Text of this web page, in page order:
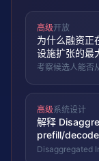
高级开放
为什么融资正
设施扩张的最
考察候选人能否
高级系统设计
解释
prefill/
Disaggregated